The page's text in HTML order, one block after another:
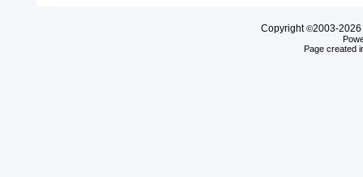
Copyright©2003-2026
Page created